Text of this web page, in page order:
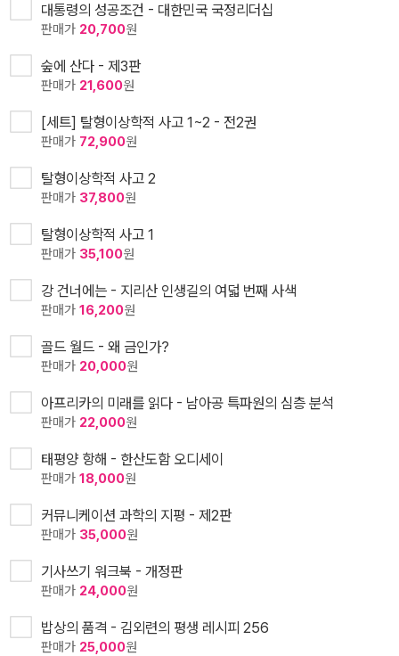
대통령의 성공조건 - 대한민국 국정리더십
판매가 20,700원
숲에 산다 - 제3판
판매가 21,600원
[세트] 탈형이상학적 사고 1~2 - 전2권
판매가 72,900원
탈형이상학적 사고 2
판매가 37,800원
탈형이상학적 사고 1
판매가 35,100원
강 건너에는 - 지리산 인생길의 여덟 번째 사색
판매가 16,200원
골드 월드 - 왜 금인가?
판매가 20,000원
아프리카의 미래를 읽다 - 남아공 특파원의 심층 분석
판매가 22,000원
태평양 항해 - 한산도함 오디세이
판매가 18,000원
커뮤니케이션 과학의 지평 - 제2판
판매가 35,000원
기사쓰기 워크북 - 개정판
판매가 24,000원
밥상의 품격 - 김외련의 평생 레시피 256
판매가 25,000원